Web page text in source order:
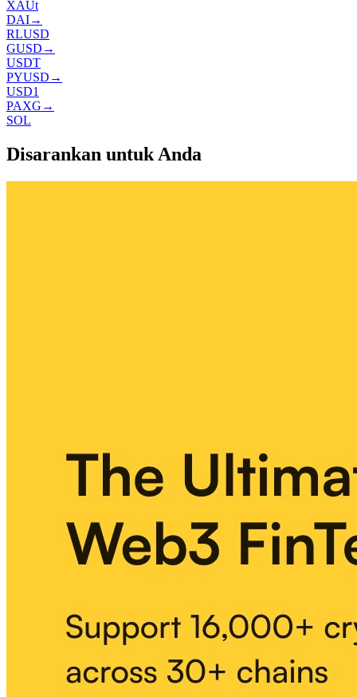
XAUt
DAI→
RLUSD
GUSD →
USDT
PYUSD →
USD1
PAXG →
SOL
Disarankan untuk Anda